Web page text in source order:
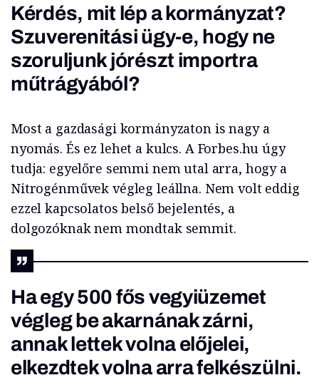
Kérdés, mit lép a kormányzat?
Szuverenitási ügy-e, hogy ne
szoruljunk jórészt importra
műtrágyából?
Most a gazdasági kormányzaton is nagy a
nyomás. És ez lehet a kulcs. A Forbes.hu úgy
tudja: egyelőre semmi nem utal arra, hogy a
Nitrogénművek végleg leállna. Nem volt eddig
ezzel kapcsolatos belső bejelentés, a
dolgozóknak nem mondtak semmit.
Ha egy 500 fős vegyiüzemet
végleg be akarnának zárni,
annak lettek volna előjelei,
elkezdtek volna arra felkészülni.